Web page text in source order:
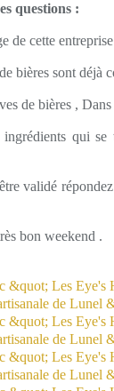
questions :
de cette
bières sont déjà
de bières ,
qui se
validé
bon weekend .